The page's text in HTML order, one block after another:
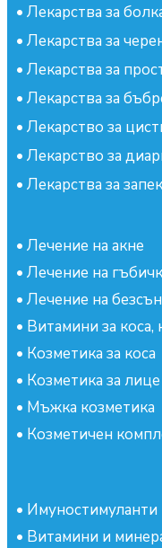
• Лекарства за
• Лекарства за
• Лекарства за
• Лекарства за
• Лекарство за
• Лекарство за
• Лекарства за запек
• Лечение на акне
• Лечение на
• Лечение на
• Витамини за коса,
• Козметика за коса
• Козметика за лице
• Мъжка козметика
• Козметичен
• Имуностимуланти
• Витамини и